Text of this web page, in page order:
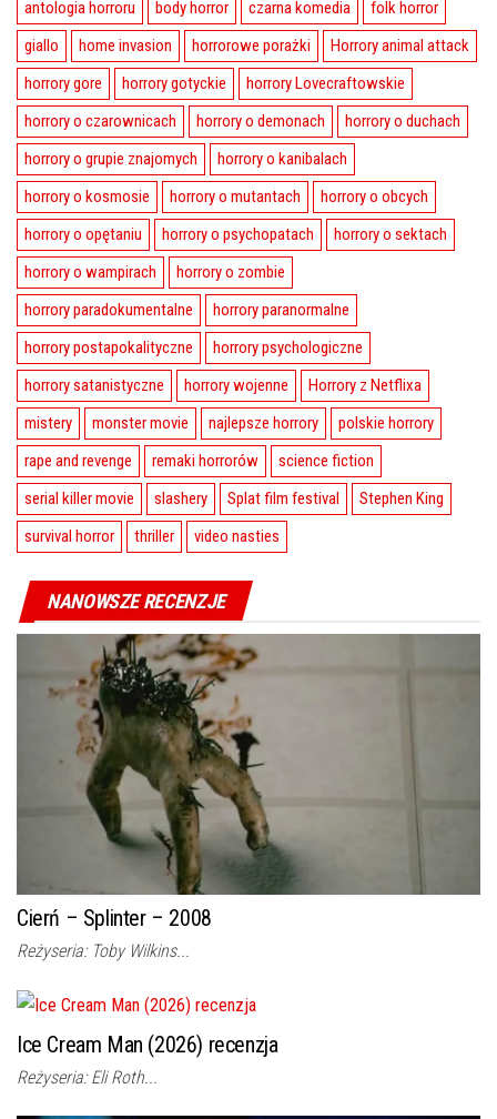
antologia horroru body horror czarna komedia
folk horror
giallo
home invasion horrorowe porażki
Horrory animal attack
horrory gore
horrory gotyckie
horrory Lovecraftowskie
horrory o czarownicach
horrory o demonach
horrory o duchach
horrory o grupie znajomych
horrory o kanibalach
horrory o kosmosie
horrory o mutantach
horrory o obcych
horrory o opętaniu
horrory o psychopatach
horrory o sektach
horrory o wampirach
horrory o zombie
horrory paradokumentalne
horrory paranormalne
horrory postapokalityczne
horrory psychologiczne
horrory satanistyczne
horrory wojenne
Horrory z Netflixa
mistery
monster movie najlepsze horrory
polskie horrory
rape and revenge
remaki horrorów
science fiction
serial killer movie
slashery Splat film festival
Stephen King
survival horror
thriller video nasties
NANOWSZE RECENZJE
Cierń – Splinter – 2008
Reżyseria: Toby Wilkins...
Ice Cream Man (2026) recenzja
Reżyseria: Eli Roth...